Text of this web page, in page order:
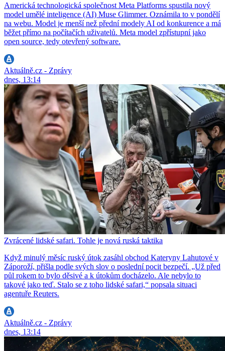
Americká technologická společnost Meta Platforms spustila nový
model umělé inteligence (AI) Muse Glimmer. Oznámila to v pondělí
na webu. Model je menší než přední modely AI od konkurence a má
běžet přímo na počítačích uživatelů. Meta model zpřístupní jako
open source, tedy otevřený software.
Aktuálně.cz - Zprávy
dnes, 13:14
Zvrácené lidské safari. Tohle je nová ruská taktika
Když minulý měsíc ruský útok zasáhl obchod Kateryny Lahutové v
Záporoží, přišla podle svých slov o poslední pocit bezpečí. „Už před
půl rokem to bylo děsivé a k útokům docházelo. Ale nebylo to
takové jako teď. Stalo se z toho lidské safari,“ popsala situaci
agentuře Reuters.
Aktuálně.cz - Zprávy
dnes, 13:14